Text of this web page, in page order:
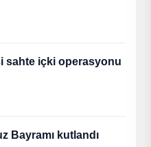
sahte içki operasyonu
Bayramı kutlandı